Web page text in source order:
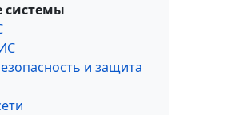
и защита